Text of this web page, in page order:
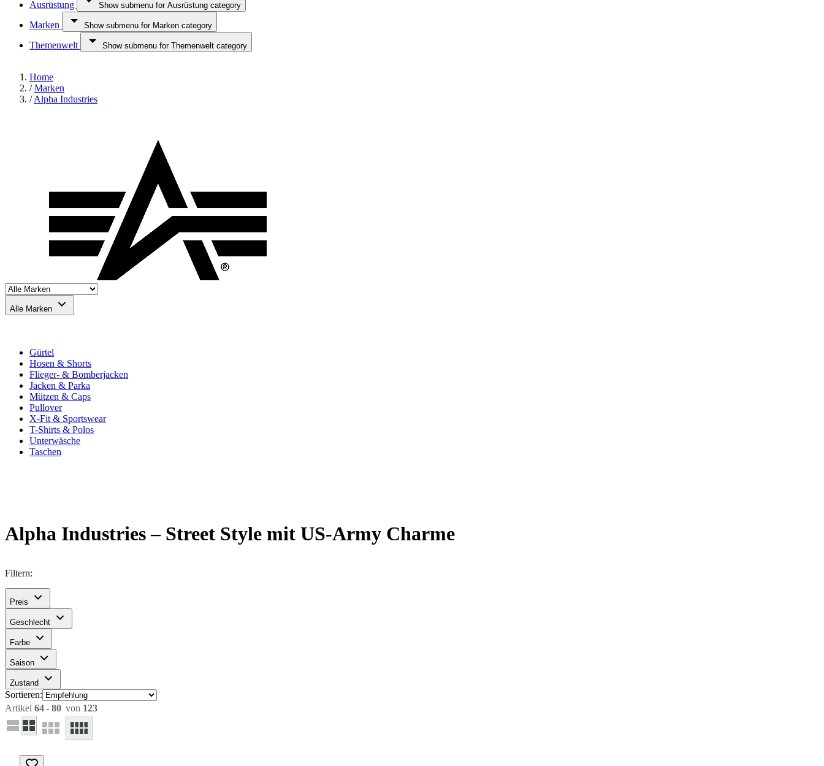
Ausrüstung Show submenu for Ausrüstung category
Marken Show submenu for Marken category
Themenwelt Show submenu for Themenwelt category
Home
/ Marken
/ Alpha Industries
Alle Marken
Gürtel
Hosen & Shorts
Flieger- & Bomberjacken
Jacken & Parka
Mützen & Caps
Pullover
X-Fit & Sportswear
T-Shirts & Polos
Unterwäsche
Taschen
Alpha Industries – Street Style mit US-Army Charme
Filtern:
Preis
Geschlecht
Farbe
Saison
Zustand
Sortieren:
Artikel 64- 80 von 123